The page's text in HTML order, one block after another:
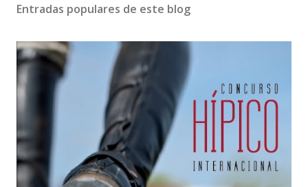
Entradas populares de este blog